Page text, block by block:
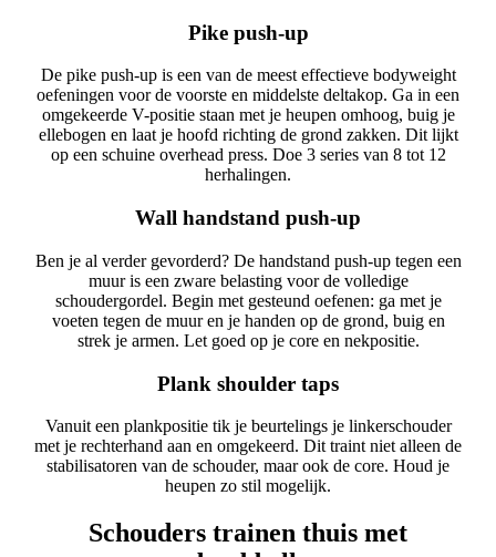
Pike push-up
De pike push-up is een van de meest effectieve bodyweight
oefeningen voor de voorste en middelste deltakop. Ga in een
omgekeerde V-positie staan met je heupen omhoog, buig je
ellebogen en laat je hoofd richting de grond zakken. Dit lijkt
op een schuine overhead press. Doe 3 series van 8 tot 12
herhalingen.
Wall handstand push-up
Ben je al verder gevorderd? De handstand push-up tegen een
muur is een zware belasting voor de volledige
schoudergordel. Begin met gesteund oefenen: ga met je
voeten tegen de muur en je handen op de grond, buig en
strek je armen. Let goed op je core en nekpositie.
Plank shoulder taps
Vanuit een plankpositie tik je beurtelings je linkerschouder
met je rechterhand aan en omgekeerd. Dit traint niet alleen de
stabilisatoren van de schouder, maar ook de core. Houd je
heupen zo stil mogelijk.
Schouders trainen thuis met